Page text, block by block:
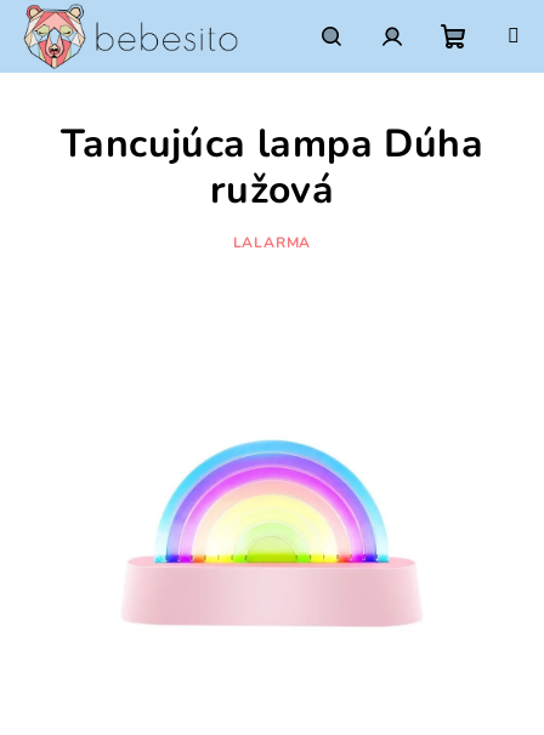
Prejsť
obsah
HľadaťPrihlásenie
košík
Tancujúca lampa Dúha
ružová
LALARMA